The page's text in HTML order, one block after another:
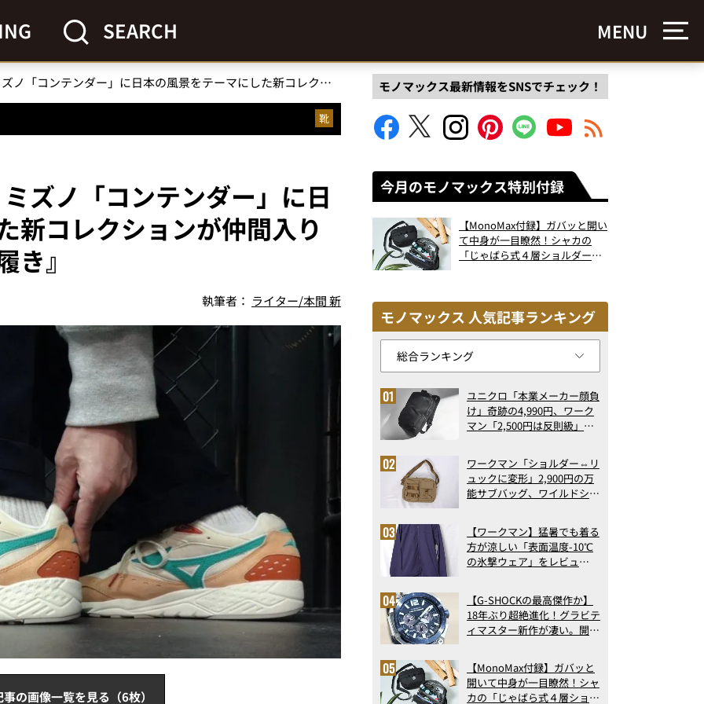
SEARCH MENU
【1995年誕生の名品】ミズノ「コンテンダー」に日本の風景をテーマにした新コレクションが仲間入り『鉄板スニーカー試し履き』
靴
ズノ「コンテンダー」に日
新コレクションが仲間入り
き』
執筆者： ライター/本間 新
の画像一覧を見る（6枚）
モノマックス最新情報をSNSでチェック！
今月のモノマックス特別付録
【MonoMax付録】ガバッと開い
て中身が一目瞭然！シャカの
「じゃばら式４層ショルダーバ
モノマックス 人気記事ランキング
ユニクロ「本業メーカー顔負
け」奇跡の4,990円、ワーク
マン「2,500円は反則級」凄
ト3】（2026年6月版）
ワークマン「ショルダー⇔リ
ュックに変形」2,900円の万
能サブバッグ、ワイルドシン
記事ランキングベスト3】
（2026年6月版）
【ワークマン】猛暑でも着る
方が涼しい「表面温度-10℃
の氷撃ウェア」をレビュ
【G-SHOCKの最高傑作か】
18年ぶり超絶進化！グラビテ
ィマスター新作が凄い。開発
【MonoMax付録】ガバッと
開いて中身が一目瞭然！シャ
カの「じゃばら式４層ショル